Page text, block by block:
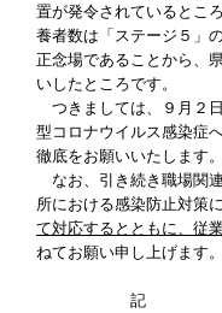
置が発令されているとこ
養者数は「ステージ５」
正念場であることから、
いしたところです。
つきましては、９月２
型コロナウイルス感染症
徹底をお願いいたします。
なお、引き続き職場関
所における感染防止対策に
て対応するとともに、従
ねてお願い申し上げます。
記